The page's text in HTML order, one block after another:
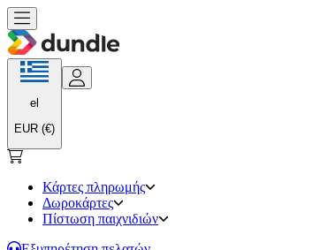
el
EUR (€)
Κάρτες πληρωμής
Δωροκάρτες
Πίστωση παιχνιδιών